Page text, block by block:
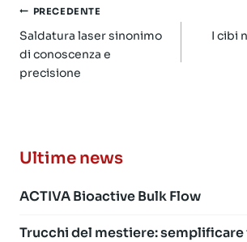
Navigazione
articoli
PRECEDENTE
Saldatura laser sinonimo
di conoscenza e
precisione
I cibi
Ultime news
ACTIVA Bioactive Bulk Flow
Trucchi del mestiere: